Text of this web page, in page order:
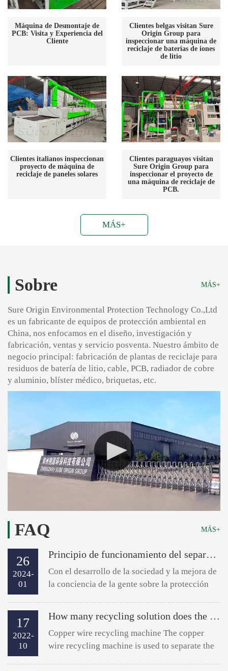
Máquina de Desmontaje de
PCB: Visita y Experiencia del
Cliente
Clientes belgas visitan Sure
Origin Group para
inspeccionar una máquina de
reciclaje de baterías de iones
de litio
Clientes italianos inspeccionan
proyecto de máquina de
reciclaje de paneles solares
Clientes paraguayos visitan
Sure Origin Group para
inspeccionar el proyecto de
una máquina de reciclaje de
PCB.
MÁS+
Sobre MÁS+
Sure Origin Environmental Protection Technology Co.,Ltd
es un fabricante de equipos de protección ambiental en
China, nos enfocamos en el diseño, investigación y
fabricación, ventas y servicio posventa. Nuestro ámbito de
negocio principal: fabricación de plantas de reciclaje para
residuos de batería de litio, cable, PCB, radiador de cobre
y aluminio, blíster médico, briquetas, etc.
FAQ MÁS+
26
2024-
01
Principio de funcionamiento del separador de reciclaje de plástico de aluminio.
Con el desarrollo de la sociedad y la mejora de
la conciencia de la gente sobre la protección
convertido en una ta...
17
2022-
10
How many recycling solution does the copper wire recycling machine have in current market?
Copper wire recycling machine The copper
wire recycling machine is used to separate the